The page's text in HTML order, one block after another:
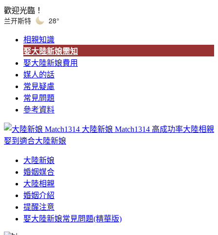
歡迎光臨！
兰开斯特 28°
相親知識
娶大陸新娘需知
娶大陸新娘費用
媒人的話
常見疑慮
常見問題
參考資料
大陸新娘 Match1314 高成功率大陸相親
娶到適合大陸新娘
大陸新娘
婚姻媒合
大陸相親
婚姻介紹
提醒注意
娶大陸新娘常見問題(精華版)